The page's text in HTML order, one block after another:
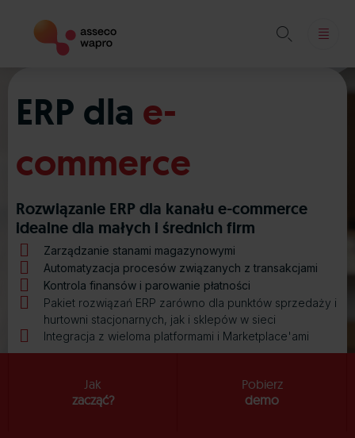

ERP dla e-
commerce
Rozwiązanie ERP dla kanału e-commerce
idealne dla małych i średnich firm
Zarządzanie stanami magazynowymi
Automatyzacja procesów związanych z transakcjami
Kontrola finansów i parowanie płatności
Pakiet rozwiązań ERP zarówno dla punktów sprzedaży i
hurtowni stacjonarnych, jak i sklepów w sieci
Integracja z wieloma platformami i Marketplace'ami
Jak
zacząć?
Pobierz
demo